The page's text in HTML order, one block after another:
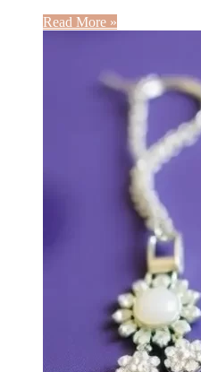
Read More »